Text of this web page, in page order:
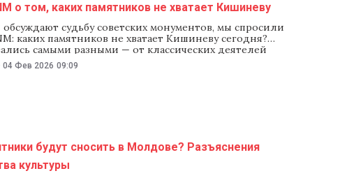
о том, каких памятников не хватает Кишиневу
обсуждают судьбу советских монументов, мы спросили
каких памятников не хватает Кишиневу сегодня?
самыми разными — от классических деятелей
до ироничных и совсем неожиданных идей. Кто-
увековечить композиторов, врачей и героев сказок,
04 Фев 2026 09:09
будут сносить в Молдове? Разъяснения
культуры